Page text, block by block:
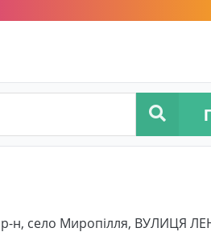
н, село Миропілля, ВУЛИЦЯ